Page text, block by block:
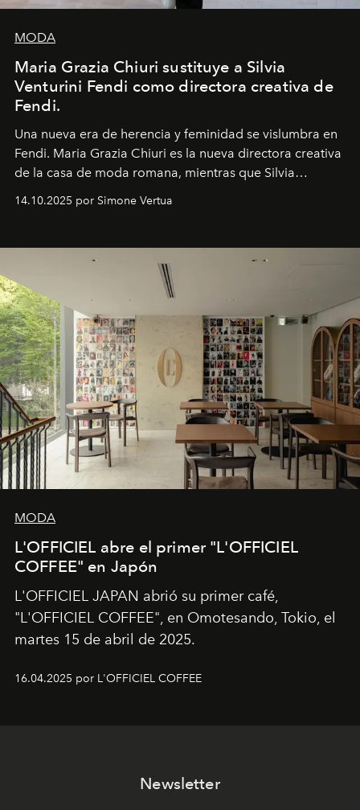
MODA
Maria Grazia Chiuri sustituye a Silvia
Venturini Fendi como directora creativa de
Fendi.
Una nueva era de herencia y feminidad se vislumbra en
Fendi. Maria Grazia Chiuri es la nueva directora creativa
de la casa de moda romana, mientras que Silvia
14.10.2025 por Simone Vertua
MODA
L'OFFICIEL abre el primer "L'OFFICIEL
COFFEE" en Japón
L'OFFICIEL JAPAN abrió su primer café,
"L'OFFICIEL COFFEE", en Omotesando, Tokio, el
martes 15 de abril de 2025.
16.04.2025 por L'OFFICIEL COFFEE
Newsletter